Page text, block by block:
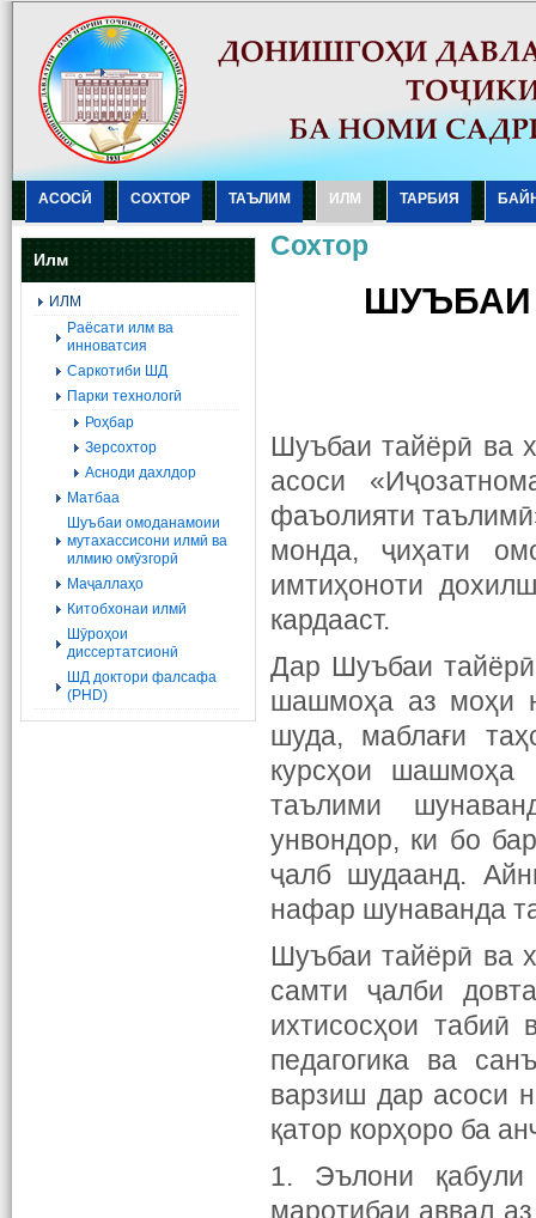
АСОСӢ СОХТОР ТАЪЛИМ ИЛМ ТАРБИЯ
Илм
ИЛМ
Раёсати илм ва
инноватсия
Саркотиби ШД
Парки технологӣ
Роҳбар
Зерсохтор
Асноди дахлдор
Матбаа
Шуъбаи омоданамоии
мутахассисони илмӣ ва
илмию омӯзгорӣ
Маҷаллаҳо
Китобхонаи илмӣ
Шӯроҳои
диссертатсионӣ
ШД доктори фалсафа
(PHD)
Сохтор
ШУЪБАИ
Шуъбаи тайёрӣ ва
асоси
фаъолияти
монда, ҷиҳати
имтиҳоноти
кардааст.
Дар Шуъбаи тайёрӣ
шашмоҳа аз моҳи
шуда, маблағи
курсҳои шашмоҳа
таълими
унвондор, ки бо
ҷалб шудаанд.
нафар шунаванда
Шуъбаи тайёрӣ ва
самти ҷалби
ихтисосҳои табиӣ
педагогика ва
варзиш дар асоси
қатор корҳоро ба
1. Эълони қабули
маротибаи аввал